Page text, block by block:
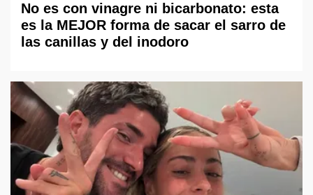
No es con vinagre ni bicarbonato: esta
es la MEJOR forma de sacar el sarro de
las canillas y del inodoro